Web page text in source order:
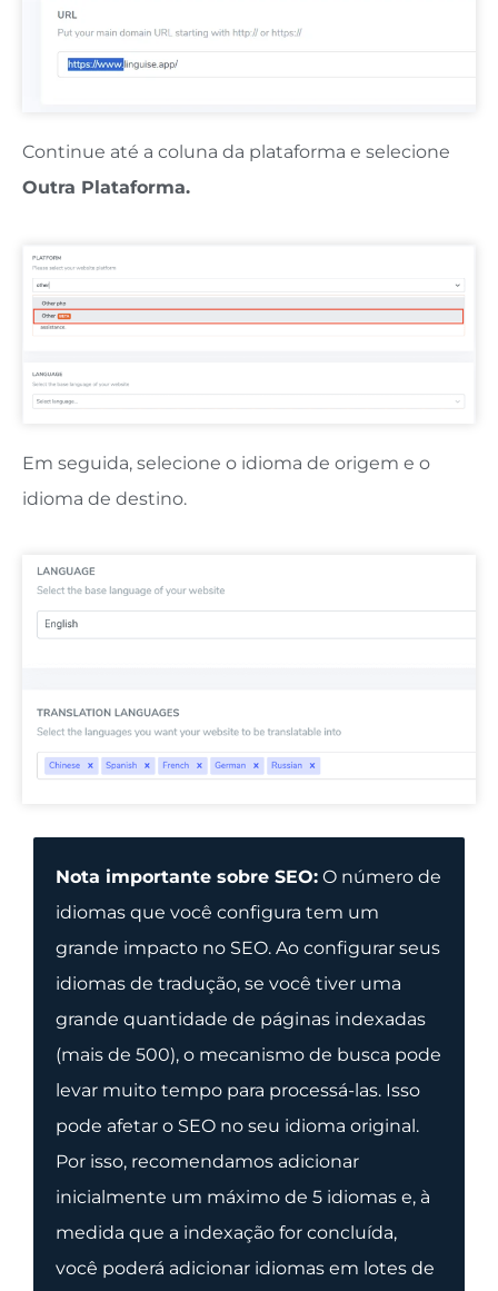
Continue até a coluna da plataforma e selecione
Outra Plataforma.
Em seguida, selecione o idioma de origem e o
idioma de destino.
Nota importante sobre SEO: O número de
idiomas que você configura tem um
grande impacto no SEO. Ao configurar seus
idiomas de tradução, se você tiver uma
grande quantidade de páginas indexadas
(mais de 500), o mecanismo de busca pode
levar muito tempo para processá-las. Isso
pode afetar o SEO no seu idioma original.
Por isso, recomendamos adicionar
inicialmente um máximo de 5 idiomas e, à
medida que a indexação for concluída,
você poderá adicionar idiomas em lotes de